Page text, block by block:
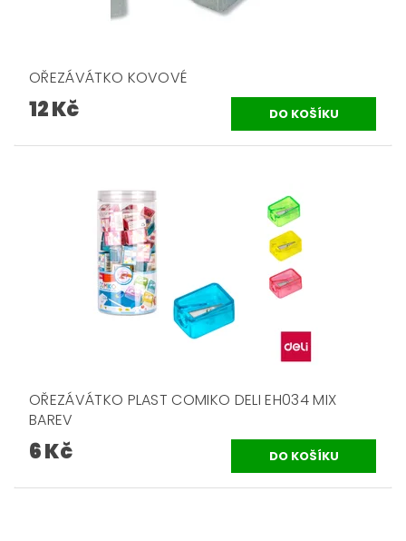
OŘEZÁVÁTKO KOVOVÉ
12 Kč
OŘEZÁVÁTKO PLAST COMIKO DELI EH034 MIX
BAREV
6 Kč